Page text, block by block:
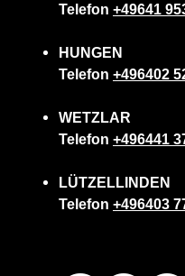
Telefon +49641
HUNGEN
Telefon +496402
WETZLAR
Telefon +496441
LÜTZELLINDEN
Telefon +496403